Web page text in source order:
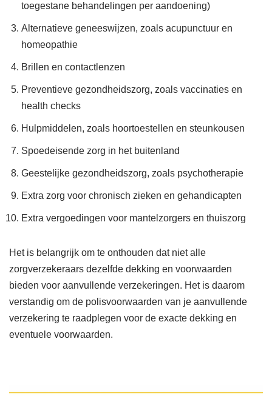
toegestane behandelingen per aandoening)
Alternatieve geneeswijzen, zoals acupunctuur en
homeopathie
Brillen en contactlenzen
Preventieve gezondheidszorg, zoals vaccinaties en
health checks
Hulpmiddelen, zoals hoortoestellen en steunkousen
Spoedeisende zorg in het buitenland
Geestelijke gezondheidszorg, zoals psychotherapie
Extra zorg voor chronisch zieken en gehandicapten
Extra vergoedingen voor mantelzorgers en thuiszorg
Het is belangrijk om te onthouden dat niet alle
zorgverzekeraars dezelfde dekking en voorwaarden
bieden voor aanvullende verzekeringen. Het is daarom
verstandig om de polisvoorwaarden van je aanvullende
verzekering te raadplegen voor de exacte dekking en
eventuele voorwaarden.